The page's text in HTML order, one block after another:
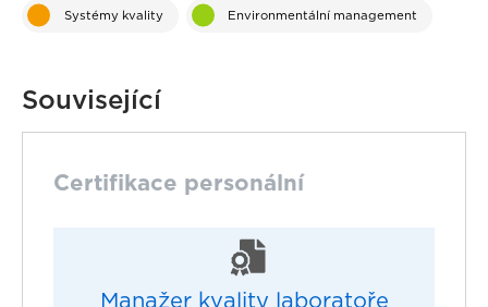
Systémy kvality Environmentální management
Související
Certifikace personální
Manažer kvality laboratoře